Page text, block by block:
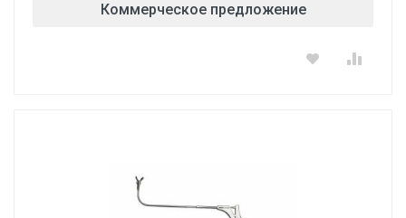
Коммерческое предложение